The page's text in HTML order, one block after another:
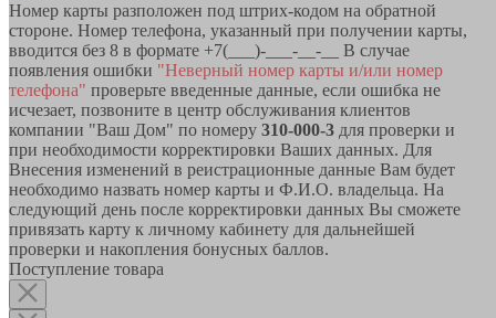
Номер карты разположен под штрих-кодом на обратной
стороне. Номер телефона, указанный при получении карты,
вводится без 8 в формате +7(___)-___-__-__ В случае
появления ошибки "Неверный номер карты и/или номер
телефона" проверьте введенные данные, если ошибка не
исчезает, позвоните в центр обслуживания клиентов
компании "Ваш Дом" по номеру 310-000-3 для проверки и
при необходимости корректировки Ваших данных. Для
Внесения изменений в реистрационные данные Вам будет
необходимо назвать номер карты и Ф.И.О. владельца. На
следующий день после корректировки данных Вы сможете
привязать карту к личному кабинету для дальнейшей
проверки и накопления бонусных баллов.
Поступление товара